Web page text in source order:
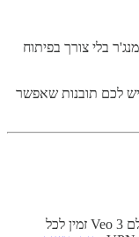
בלי צורך בפיתוח
יש לכם תובנות שאפשר
מודל הוידאו הטוב בעולם Veo 3 זמין לכל